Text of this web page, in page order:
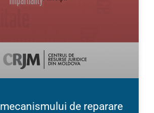
de reparare